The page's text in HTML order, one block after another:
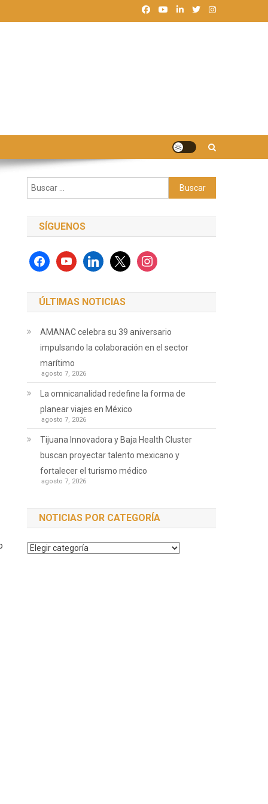
Buscar:
SÍGUENOS
facebookyoutubelinkedinx instagram
ÚLTIMAS NOTICIAS
AMANAC celebra su 39 aniversario
impulsando la colaboración en el sector
marítimo
agosto 7, 2026
La omnicanalidad redefine la forma de
planear viajes en México
agosto 7, 2026
Tijuana Innovadora y Baja Health Cluster
buscan proyectar talento mexicano y
fortalecer el turismo médico
agosto 7, 2026
NOTICIAS POR CATEGORÍA
Noticias